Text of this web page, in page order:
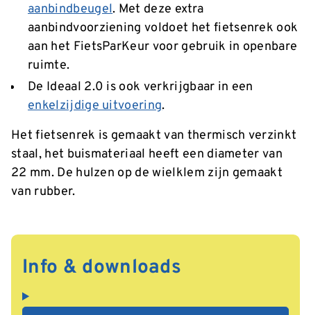
Info & downloads
aanbindbeugel. Met deze extra
aanbindvoorziening voldoet het fietsenrek ook
aan het FietsParKeur voor gebruik in openbare
ruimte.
De Ideaal 2.0 is ook verkrijgbaar in een
enkelzijdige uitvoering.
Het fietsenrek is gemaakt van thermisch verzinkt
staal, het buismateriaal heeft een diameter van
22 mm. De hulzen op de wielklem zijn gemaakt
van rubber.